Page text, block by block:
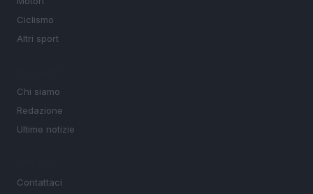
Ciclismo
Altri sport
Chi siamo
Redazione
Ultime notizie
Contattaci